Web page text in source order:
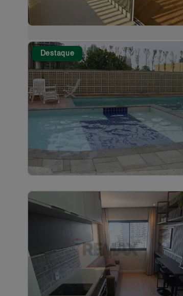
Destaque